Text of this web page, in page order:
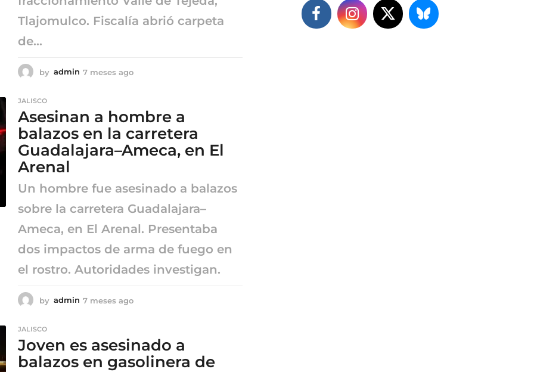
Tlajomulco. Fiscalía abrió carpeta
de...
by admin 7 meses ago
e
s
a
g
JALISCO
Asesinan a hombre a
balazos en la carretera
Guadalajara–Ameca, en El
Arenal
Un hombre fue asesinado a balazos
sobre la carretera Guadalajara–
Ameca, en El Arenal. Presentaba
dos impactos de arma de fuego en
el rostro. Autoridades investigan.
by admin 7 meses ago
e
s
a
JALISCO
Joven es asesinado a
balazos en gasolinera de